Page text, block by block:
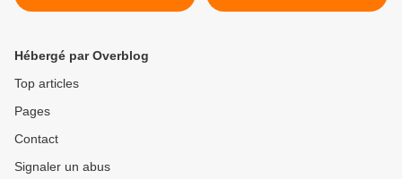
Hébergé par Overblog
Top articles
Pages
Contact
Signaler un abus